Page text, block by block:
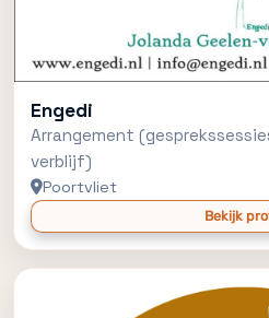
Engedi
Arrangement
verblijf)
Poortvliet
Bekijk